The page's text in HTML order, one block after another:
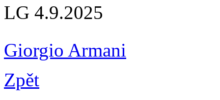
LG 4.9.2025
Giorgio Armani
Zpět